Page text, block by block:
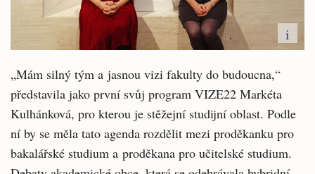
i
„Mám silný tým a jasnou vizi fakulty do budoucna,“
představila jako první svůj program VIZE22 Markéta
Kulhánková, pro kterou je stěžejní studijní oblast. Podle
ní by se měla tato agenda rozdělit mezi proděkanku pro
bakalářské studium a proděkana pro učitelské studium.